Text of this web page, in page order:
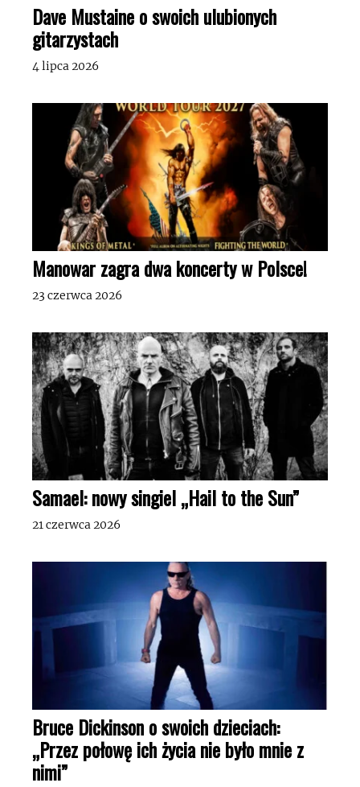
Dave Mustaine o swoich ulubionych
gitarzystach
4 lipca 2026
Manowar zagra dwa koncerty w Polsce!
23 czerwca 2026
Samael: nowy singiel „Hail to the Sun”
21 czerwca 2026
Bruce Dickinson o swoich dzieciach:
„Przez połowę ich życia nie było mnie z
nimi”